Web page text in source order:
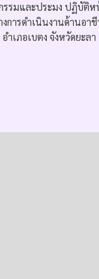
รรมและประมง ปฏิบัติ
การดำเนินงานด้านอา
เภอเบตง จังหวัดยะลา